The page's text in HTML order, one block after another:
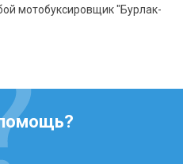
мотобуксировщик "Бурлак-